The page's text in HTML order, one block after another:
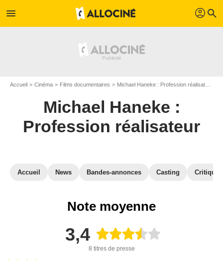
menu profil search
Accueil Cinéma Films documentaires Michael Haneke : Profession réalisateur
Michael Haneke :
Profession réalisateur
Accueil News Bandes-annonces Casting
Note moyenne
3,4
8 titres de presse